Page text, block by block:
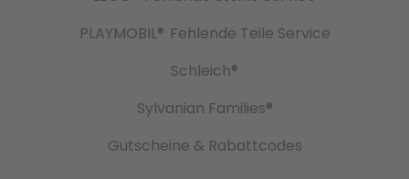
PLAYMOBIL® Fehlende Teile Service
Schleich®
Sylvanian Families®
Gutscheine & Rabattcodes